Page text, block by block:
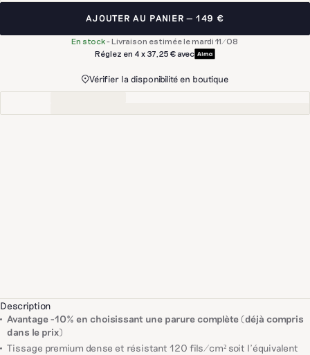
AJOUTER AU PANIER 149 €
En stock-Livraison estimée le mardi 11/08
Réglez en 4 x 37,25 € avec
Vérifier la disponibilité en boutique
Description
Avantage -10% en choisissant une parure complète (déjà compris
dans le prix)
Tissage premium dense et résistant 120 fils/cm² soit l'équivalent